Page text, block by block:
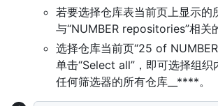
若要选择仓库表当前页上显示的
与“NUMBER repositories”相关
选择仓库当前页“25 of
单击“Select all”，即可选择组织
任何筛选器的所有仓库__****。